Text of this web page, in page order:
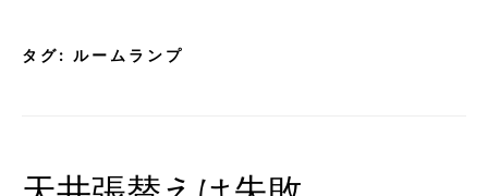
タグ: ルームランプ